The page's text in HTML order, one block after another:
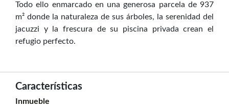
Todo ello enmarcado en una generosa parcela de 937
m² donde la naturaleza de sus árboles, la serenidad del
jacuzzi y la frescura de su piscina privada crean el
refugio perfecto.
Características
Inmueble